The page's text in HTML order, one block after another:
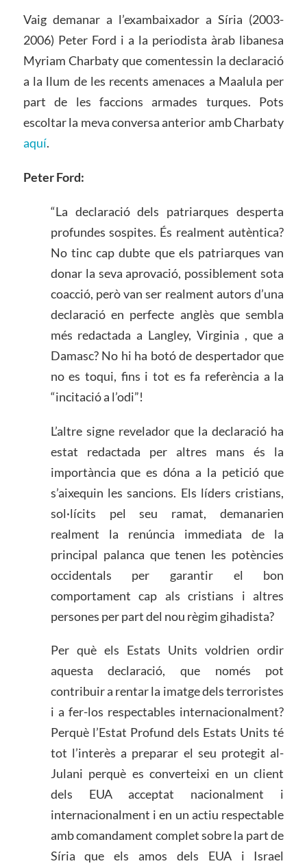
Vaig demanar a l’exambaixador a Síria (2003-
2006) Peter Ford i a la periodista àrab libanesa
Myriam Charbaty que comentessin la declaració
a la llum de les recents amenaces a Maalula per
part de les faccions armades turques. Pots
escoltar la meva conversa anterior amb Charbaty
aquí.
Peter Ford:
“La declaració dels patriarques desperta
profundes sospites. És realment autèntica?
No tinc cap dubte que els patriarques van
donar la seva aprovació, possiblement sota
coacció, però van ser realment autors d’una
declaració en perfecte anglès que sembla
més redactada a Langley, Virginia , que a
Damasc? No hi ha botó de despertador que
no es toqui, fins i tot es fa referència a la
“incitació a l’odi”!
L’altre signe revelador que la declaració ha
estat redactada per altres mans és la
importància que es dóna a la petició que
s’aixequin les sancions. Els líders cristians,
sol·lícits pel seu ramat, demanarien
realment la renúncia immediata de la
principal palanca que tenen les potències
occidentals per garantir el bon
comportament cap als cristians i altres
persones per part del nou règim gihadista?
Per què els Estats Units voldrien ordir
aquesta declaració, que només pot
contribuir a rentar la imatge dels terroristes
i a fer-los respectables internacionalment?
Perquè l’Estat Profund dels Estats Units té
tot l’interès a preparar el seu protegit al-
Julani perquè es converteixi en un client
dels EUA acceptat nacionalment i
internacionalment i en un actiu respectable
amb comandament complet sobre la part de
Síria que els amos dels EUA i Israel